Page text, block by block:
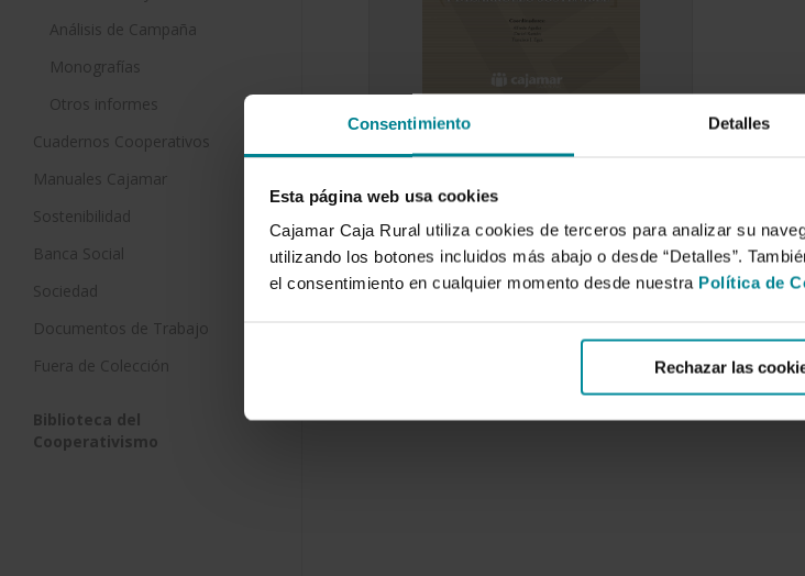
Consentimiento Detalles
Esta página web usa cookies
Cajamar Caja Rural utiliza cookies de terceros para analizar su
utilizando los botones incluidos más abajo o desde “Detalles”.
el consentimiento en cualquier momento desde nuestra Política de
Rechazar las
Análisis de Campaña
Monografías
Otros informes
Cuadernos Cooperativos
Manuales Cajamar
Sostenibilidad
Banca Social
Sociedad
Documentos de Trabajo
Fuera de Colección
Biblioteca del
Cooperativismo
sostenible
11 de junio de 2018
La bioeconomía ha surgido
recientemente como un nuevo
paradigma para gestionar los
recursos biológicos de…